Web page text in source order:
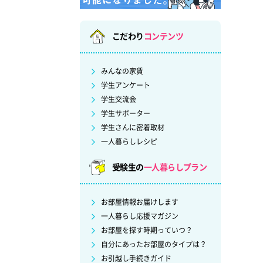
こだわり コンテンツ
みんなの家賃
学生アンケート
学生交流会
学生サポーター
学生さんに密着取材
一人暮らしレシピ
受験生の一人暮らしプラン
お部屋情報お届けします
一人暮らし応援マガジン
お部屋を探す時期っていつ？
自分にあったお部屋のタイプは？
お引越し手続きガイド